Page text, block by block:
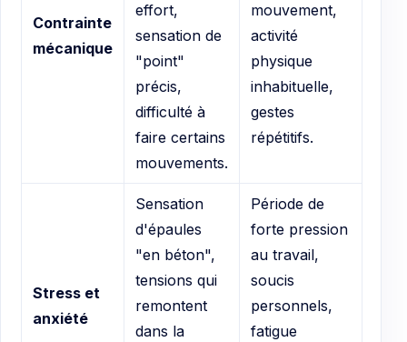
Contrainte
mécanique
effort,
sensation de
"point"
précis,
difficulté à
faire certains
mouvements.
mouvement,
activité
physique
inhabituelle,
gestes
répétitifs.
Stress et
anxiété
Sensation
d'épaules
"en béton",
tensions qui
remontent
dans la
Période de
forte pression
au travail,
soucis
personnels,
fatigue